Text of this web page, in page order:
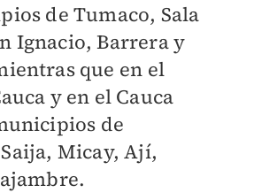
de Tumaco, Sala
Ignacio, Barrera y
que en el
y en el Cauca
de
Micay, Ají,